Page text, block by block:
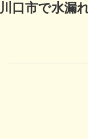
川口市で水漏